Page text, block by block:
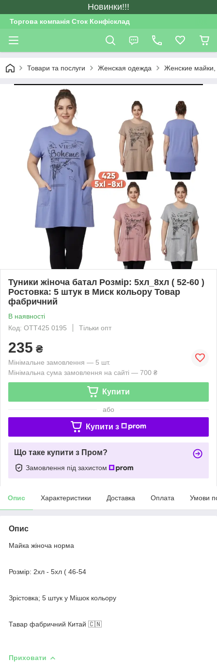
Новинки!!!
Торгова компанія Сток Конфісклад
Товари та послуги Женская одежда Женские майки,
Туники жіноча батал Розмір: 5хл_8хл ( 52-60 )
Ростовка: 5 штук в Миск кольору Товар
фабричний
В наявності
Код: OTT425 0195
Тільки опт
235 ₴
Мінімальне замовлення — 5 шт.
Мінімальна сума замовлення на сайті — 700 ₴
Купити
або
Купити з
Що таке купити з Пром?
Замовлення під захистом
Опис Характеристики Доставка Оплата Умови
Опис
Майка жіноча норма
Розмір: 2хл - 5хл ( 46-54
Зрістовка; 5 штук у Мішок кольору
Тавар фабричний Китай 🇨🇳
Приховати